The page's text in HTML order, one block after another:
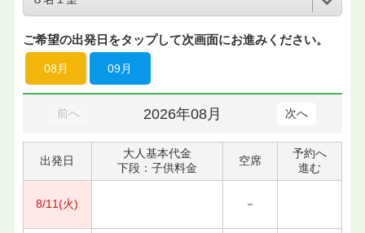
ご希望の出発日をタップして次画面にお進みください。
08月 09月
前へ 2026年08月 次へ
出発日
大人基本代金
下段：子供料金
空席
予約へ
進む
8/11(火) －